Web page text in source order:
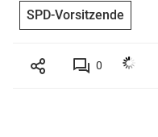
SPD-Vorsitzende
0